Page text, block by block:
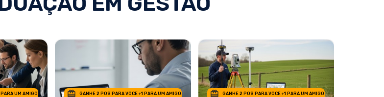
UM AMIGO GANHE 2 POS PARA VOCE +1 PARA UM AMIGO GANHE 2 POS PARA VOCE +1 PARA UM AMIGO